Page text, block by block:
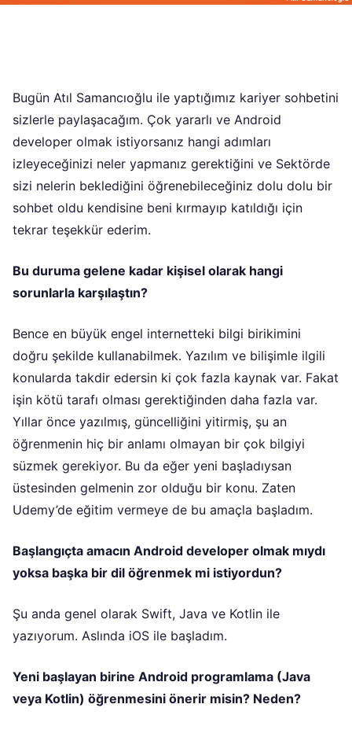
Bugün Atıl Samancıoğlu ile yaptığımız kariyer sohbetini
sizlerle paylaşacağım. Çok yararlı ve Android
developer olmak istiyorsanız hangi adımları
izleyeceğinizi neler yapmanız gerektiğini ve Sektörde
sizi nelerin beklediğini öğrenebileceğiniz dolu dolu bir
sohbet oldu kendisine beni kırmayıp katıldığı için
tekrar teşekkür ederim.
Bu duruma gelene kadar kişisel olarak hangi
sorunlarla karşılaştın?
Bence en büyük engel internetteki bilgi birikimini
doğru şekilde kullanabilmek. Yazılım ve bilişimle ilgili
konularda takdir edersin ki çok fazla kaynak var. Fakat
işin kötü tarafı olması gerektiğinden daha fazla var.
Yıllar önce yazılmış, güncelliğini yitirmiş, şu an
öğrenmenin hiç bir anlamı olmayan bir çok bilgiyi
süzmek gerekiyor. Bu da eğer yeni başladıysan
üstesinden gelmenin zor olduğu bir konu. Zaten
Udemy’de eğitim vermeye de bu amaçla başladım.
Başlangıçta amacın Android developer olmak mıydı
yoksa başka bir dil öğrenmek mi istiyordun?
Şu anda genel olarak Swift, Java ve Kotlin ile
yazıyorum. Aslında iOS ile başladım.
Yeni başlayan birine Android programlama (Java
veya Kotlin) öğrenmesini önerir misin? Neden?